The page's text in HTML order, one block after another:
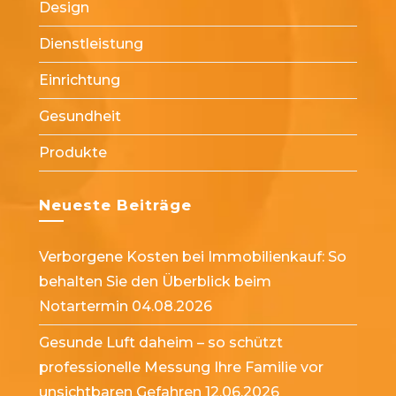
tab
Design
Dienstleistung
Einrichtung
Gesundheit
Produkte
Neueste Beiträge
Verborgene Kosten bei Immobilienkauf: So
behalten Sie den Überblick beim
Notartermin 04.08.2026
Gesunde Luft daheim – so schützt
professionelle Messung Ihre Familie vor
unsichtbaren Gefahren 12.06.2026